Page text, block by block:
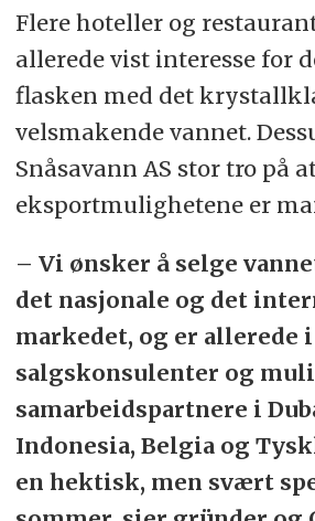
Flere hoteller og
allerede vist interesse for
flasken med det
velsmakende vannet.
Snåsavann AS stor tro på
eksportmulighetene er
– Vi ønsker å selge
det nasjonale og det
markedet, og er allerede
salgskonsulenter og
samarbeidspartnere i
Indonesia, Belgia og
en hektisk, men svært